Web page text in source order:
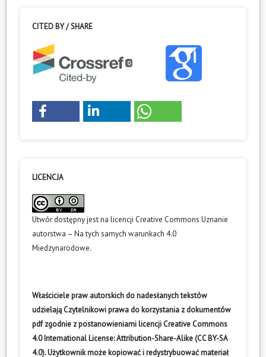
CITED BY / SHARE
0
LICENCJA
Utwór dostępny jest na licencji Creative Commons Uznanie
autorstwa – Na tych samych warunkach 4.0
Miedzynarodowe.
Właściciele praw autorskich do nadesłanych tekstów
udzielają Czytelnikowi prawa do korzystania z dokumentów
pdf zgodnie z postanowieniami licencji Creative Commons
4.0 International License: Attribution-Share-Alike (CC BY-SA
4.0). Użytkownik może kopiować i redystrybuować materiał